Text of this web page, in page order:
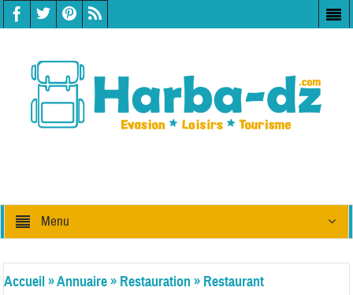
Menu
Accueil»Annuaire» Restauration » Restaurant